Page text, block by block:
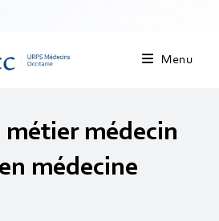
Menu
métier médecin
médecine